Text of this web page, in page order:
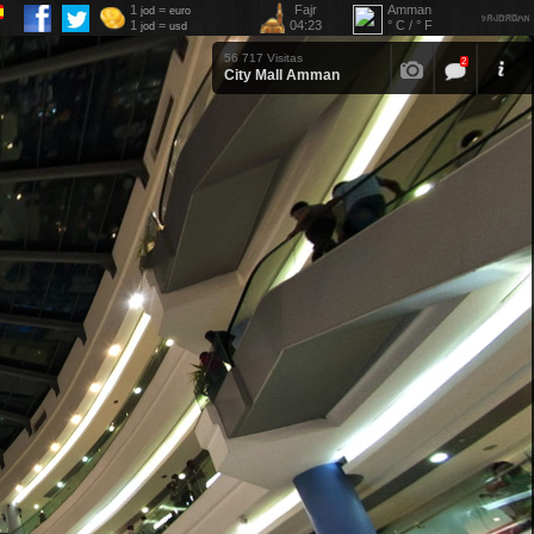
56 717 Visitas
City Mall Amman
2
Amman
° C / ° F
Fajr
04:23
1 jod = euro
1 jod = usd